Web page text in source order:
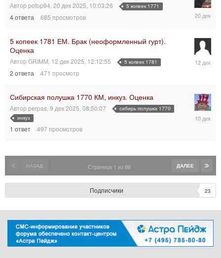
Автор potop94 20 дек 2025, 10:03:26 5 копеек 1771
4ответа 685 просмотров
20
дек
19:02:26
5 копеек 1781 ЕМ. Брак (неоформленный гурт).
Оценка
Автор GRIMM 12 дек 2025, 12:12:55 5 копеек 1781
2 ответа 471 просмотр
12
дек
Сибирская полушка 1770 КМ, инкуз. Оценка
Автор perpas 9 дек 2025, 08:50:07
сибирь полушка 1770
инкуз
1 ответ 497 просмотров
10
дек
НАЗАД ДАЛЕЕ
Страница 1 из 86
Подписчики 23